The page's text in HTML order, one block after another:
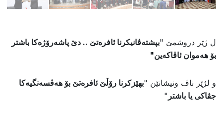
ل ژێر دروشمێ "بپشتەڤانیکرنا ئافرەتێ .. دێ پاشەرۆژەکا باشتر
بۆ هەموان ئاڤاکەین"
و لژێر ناڤ ونیشانێن "بهێزکرنا رۆڵێ ئافرەتێ بۆ هەڤسەنگیەکا
جڤاکی یا باشتر "